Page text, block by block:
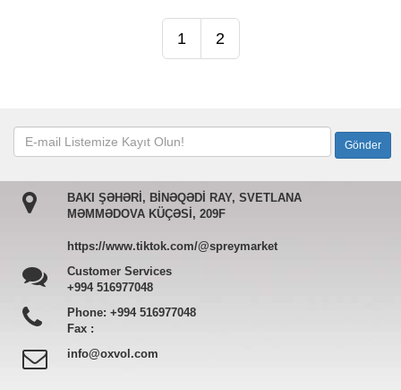
1 2
BAKI ŞƏHƏRİ, BİNƏQƏDİ RAY, SVETLANA
MƏMMƏDOVA KÜÇƏSİ, 209F
https://www.tiktok.com/@spreymarket
Customer Services
+994 516977048
Phone: +994 516977048
Fax :
info@oxvol.com